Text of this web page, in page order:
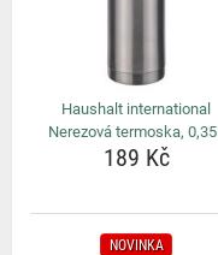
Haushalt international
Nerezová termoska, 0,35 l
189 Kč
NOVINKA